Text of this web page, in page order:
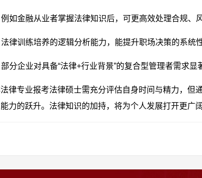
例如金融从业者掌握法律知识后，可更高效处理合规、
法律训练培养的逻辑分析能力，能提升职场决策的系统性
部分企业对具备“法律+行业背景”的复合型管理者需求显
律专业报考法律硕士需充分评估自身时间与精力，但
力的跃升。法律知识的加持，将为个人发展打开更广阔